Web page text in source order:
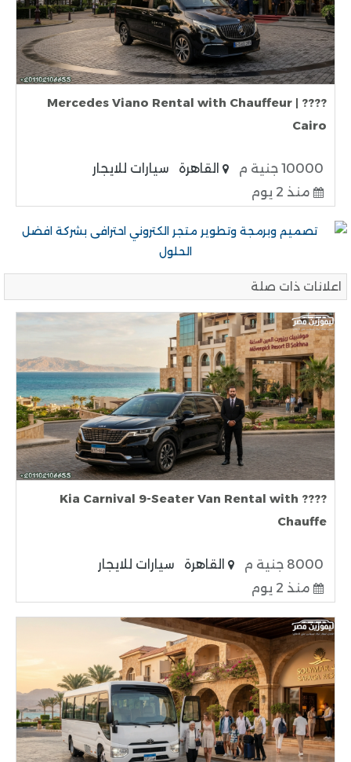
???? Mercedes Viano Rental with Chauffeur |
Cairo
10000 جنية م القاهرة
سيارات للايجار
منذ 2 يوم
اعلانات ذات صلة
???? Kia Carnival 9-Seater Van Rental with
Chauffe
8000 جنية م القاهرة
سيارات للايجار
منذ 2 يوم